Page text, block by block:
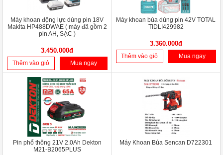
Máy khoan động lực dùng pin 18V
Makita HP488DWAE ( máy đã gồm 2
pin AH, SẠC )
3.450.000đ
Thêm vào giỏ Mua ngay
Máy khoan búa dùng pin 42V TOTAL
TIDLI429982
3.360.000đ
Thêm vào giỏ Mua ngay
Pin phổ thông 21V 2.0Ah Dekton
M21-B2065PLUS
Máy Khoan Búa Sencan D722301